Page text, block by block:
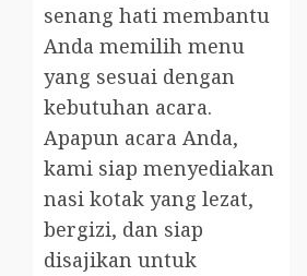
senang hati membantu
Anda memilih menu
yang sesuai dengan
kebutuhan acara.
Apapun acara Anda,
kami siap menyediakan
nasi kotak yang lezat,
bergizi, dan siap
disajikan untuk